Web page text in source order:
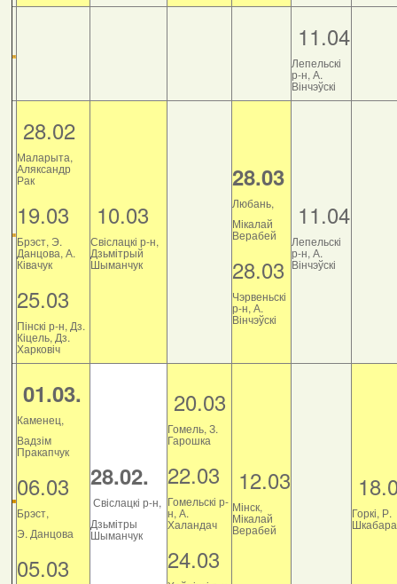
11.04
Лепельскі
р-н, А.
Вінчэўскі
28.02
Маларыта,
Аляксандр
Рак
19.03
Брэст, Э.
Данцова, А.
Ківачук
25.03
Пінскі р-н, Дз.
Кіцель, Дз.
Харковіч
10.03
Свіслацкі р-н,
Дзьмітрый
Шыманчук
28.03
Любань,
Мікалай
Верабей
28.03
Чэрвеньскі
р-н, А.
Вінчэўскі
11.04
Лепельскі
р-н, А.
Вінчэўскі
01.03.
Каменец,
Вадзім
Пракапчук
06.03
Брэст,
Э. Данцова
05.03
28.02.
Свіслацкі р-н,
Дзьмітры
Шыманчук
20.03
Гомель, З.
Гарошка
22.03
Гомельскі р-
н, А.
Халандач
24.03
12.03
Мінск,
Мікалай
Верабей
Горкі, Р.
Шкабара